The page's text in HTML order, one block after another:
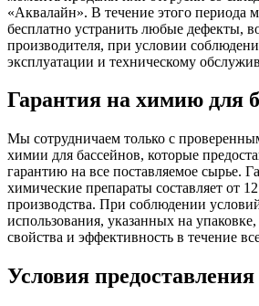
«Аквалайн». В течение этого периода
бесплатно устранить любые дефекты,
производителя, при условии
эксплуатации и техническому
Гарантия на химию для
Мы сотрудничаем только с
химии для бассейнов, которые
гарантию на все поставляемое сырье.
химические препараты составляет от
производства. При соблюдении
использования, указанных на
свойства и эффективность в течение
Условия